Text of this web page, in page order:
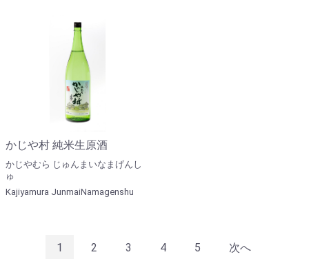
かじや村 純米生原酒
かじやむら じゅんまいなまげんし
ゅ
Kajiyamura JunmaiNamagenshu
1 2 3 4 5 次へ